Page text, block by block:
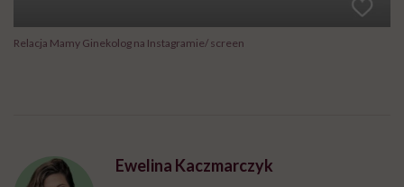
Relacja Mamy Ginekolog na Instagramie/ screen
Ewelina Kaczmarczyk